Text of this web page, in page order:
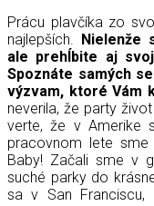
Prácu plavčíka zo
najlepších. Nielenže
ale prehĺbite aj
Spoznáte samých
výzvam, ktoré Vám
neverila, že party
verte, že v Amerike
pracovnom lete
Baby! Začali sme v
suché parky do
sa v San Franciscu,